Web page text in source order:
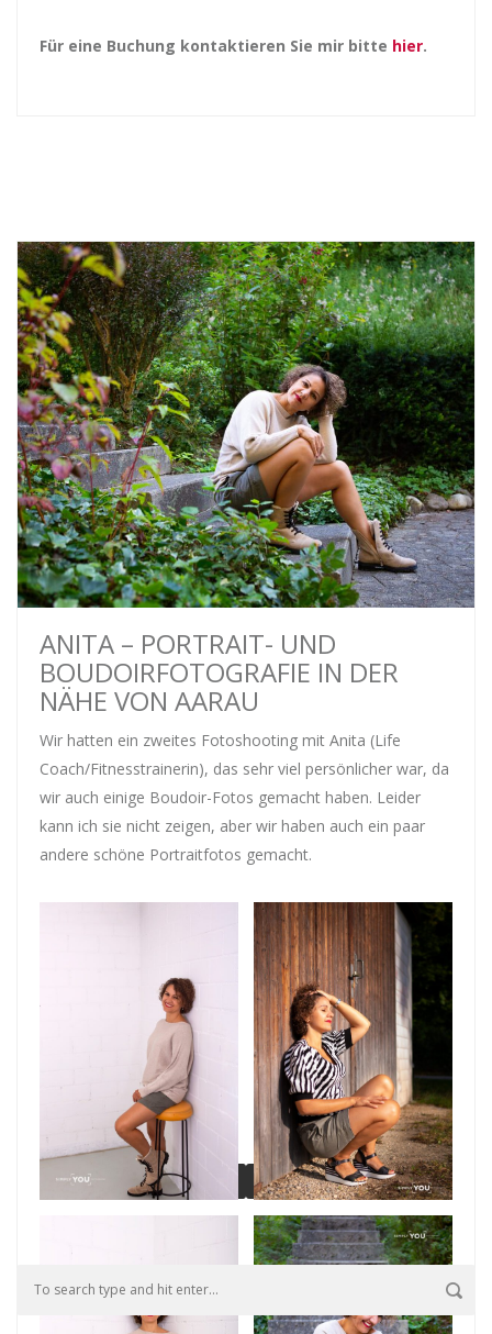
Für eine Buchung kontaktieren Sie mir bitte hier.
ANITA – PORTRAIT- UND
BOUDOIRFOTOGRAFIE IN DER
NÄHE VON AARAU
Wir hatten ein zweites Fotoshooting mit Anita (Life
Coach/Fitnesstrainerin), das sehr viel persönlicher war, da
wir auch einige Boudoir-Fotos gemacht haben. Leider
kann ich sie nicht zeigen, aber wir haben auch ein paar
andere schöne Portraitfotos gemacht.
1 3 »